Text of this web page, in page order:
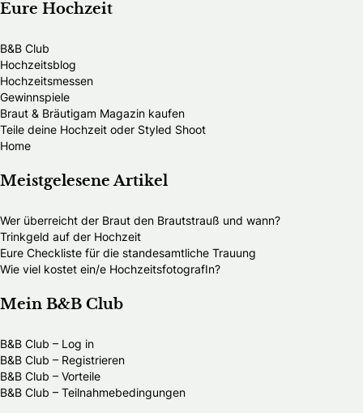
Eure Hochzeit
B&B Club
Hochzeitsblog
Hochzeitsmessen
Gewinnspiele
Braut & Bräutigam Magazin kaufen
Teile deine Hochzeit oder Styled Shoot
Home
Meistgelesene Artikel
Wer überreicht der Braut den Brautstrauß und wann?
Trinkgeld auf der Hochzeit
Eure Checkliste für die standesamtliche Trauung
Wie viel kostet ein/e HochzeitsfotografIn?
Mein B&B Club
B&B Club – Log in
B&B Club – Registrieren
B&B Club – Vorteile
B&B Club – Teilnahmebedingungen